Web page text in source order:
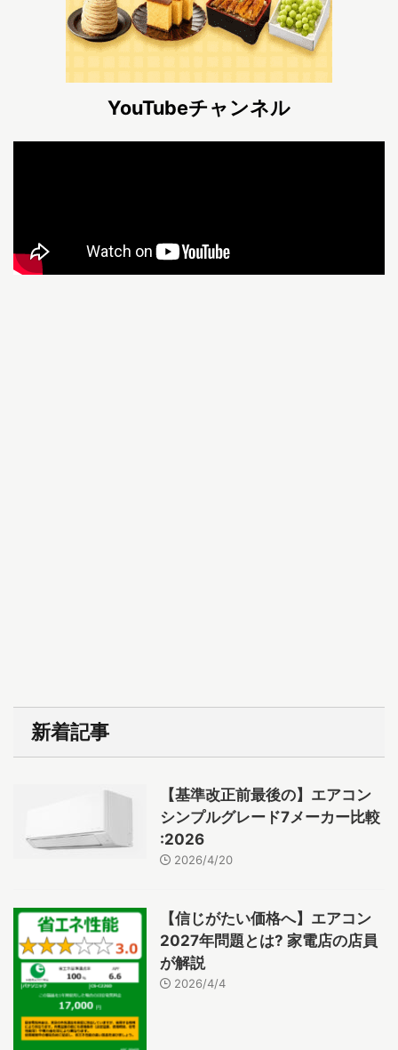
YouTubeチャンネル
新着記事
【基準改正前最後の】エアコン
シンプルグレード7メーカー比較
:2026
2026/4/20
【信じがたい価格へ】エアコン
2027年問題とは? 家電店の店員
が解説
2026/4/4